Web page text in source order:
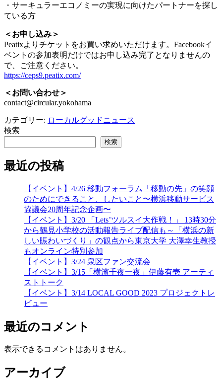
・サーキュラーエコノミーの実現に向けたパートナーを探し
ている方
＜お申し込み＞
Peatixよりチケットをお買い求めいただけます。Facebookイ
ベントの参加表明だけではお申し込み完了となりませんの
で、ご注意ください。
https://ceps9.peatix.com/
＜お問い合わせ＞
contact@circular.yokohama
カテゴリー: ローカルグッドニュース
検索
検索
最近の投稿
【イベント】4/26 移動フォーラム「移動の先」の笑顔
のためにできること、したいこと〜横浜移動サービス
協議会20周年記念企画〜
【イベント】3/20 「Lets’ツルスイ大作戦！」 13時30分
から鶴見小学校の活動報告ライブ配信も～「横浜の新
しい賑わいづくり」の観点から東京大学 大澤幸生教授
もオンライン特別参加
【イベント】3/24 泉区ファン交流会
【イベント】3/15「横濱千夜一夜」伊藤有壱 アーティ
ストトーク
【イベント】3/14 LOCAL GOOD 2023 プロジェクトレ
ビュー
最近のコメント
表示できるコメントはありません。
アーカイブ